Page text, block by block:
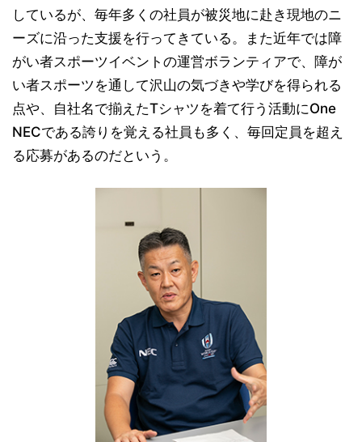
しているが、毎年多くの社員が被災地に赴き現地のニ
ーズに沿った支援を行ってきている。また近年では障
がい者スポーツイベントの運営ボランティアで、障が
い者スポーツを通して沢山の気づきや学びを得られる
点や、自社名で揃えたTシャツを着て行う活動にOne
NECである誇りを覚える社員も多く、毎回定員を超え
る応募があるのだという。